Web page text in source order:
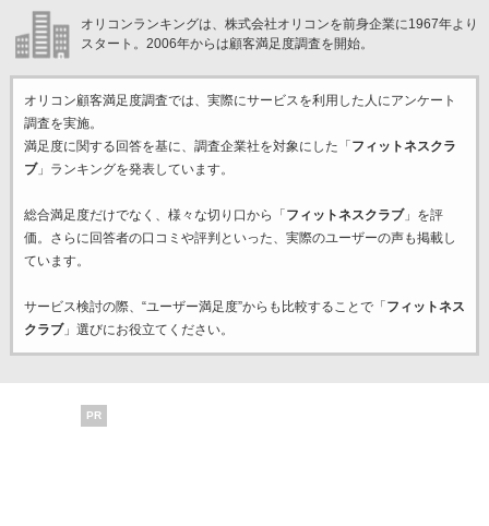
オリコンランキングは、株式会社オリコンを前身企業に1967年より
スタート。2006年からは顧客満足度調査を開始。
オリコン顧客満足度調査では、実際にサービスを利用した 人にアンケート
調査を実施。
満足度に関する回答を基に、調査企業社を対象にした「 フィットネスクラ
ブ」ランキングを発表しています。
総合満足度だけでなく、様々な切り口から「 フィットネスクラブ」を評
価。さらに回答者の口コミや評判といった、実際のユーザーの声も掲載し
ています。
サービス検討の際、“ユーザー満足度”からも比較することで「 フィットネス
クラブ」選びにお役立てください。
PR